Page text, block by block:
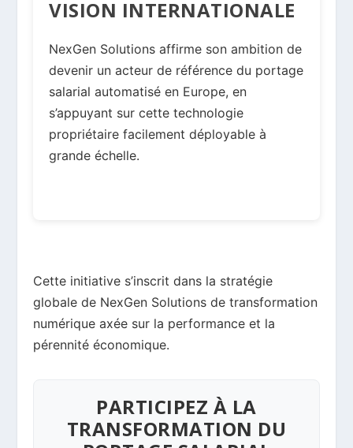
VISION INTERNATIONALE
NexGen Solutions affirme son ambition de
devenir un acteur de référence du portage
salarial automatisé en Europe, en
s’appuyant sur cette technologie
propriétaire facilement déployable à
grande échelle.
Cette initiative s’inscrit dans la stratégie
globale de NexGen Solutions de transformation
numérique axée sur la performance et la
pérennité économique.
PARTICIPEZ À LA
TRANSFORMATION DU